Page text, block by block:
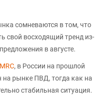
сомневаются в том, что
свой восходящий тренд из-
в августе.
, в России на прошлой
на рынке ПВД, тогда как на
стабильная ситуация.